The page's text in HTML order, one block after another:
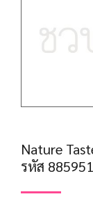
Nature
รหัส